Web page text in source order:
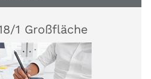
1 Großfläche